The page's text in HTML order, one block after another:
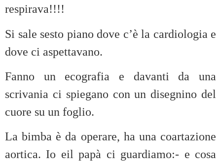
respirava!!!!
Si sale sesto piano dove c’è la cardiologia e
dove ci aspettavano.
Fanno un ecografia e davanti da una
scrivania ci spiegano con un disegnino del
cuore su un foglio.
La bimba è da operare, ha una coartazione
aortica. Io eil papà ci guardiamo:- e cosa